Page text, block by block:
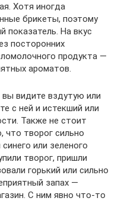
Хотя иногда
брикеты, поэтому
показатель. На вкус
посторонних
продукта —
ароматов.
вы видите вздутую или
с ней и истекший или
Также не стоит
что творог сильно
или зеленого
творог, пришли
горький или сильно
запах —
С ним явно что-то